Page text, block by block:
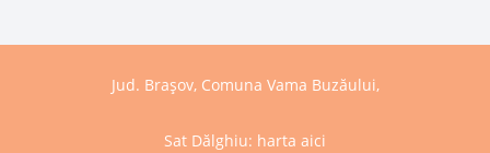
Jud. Brașov, Comuna Vama Buzăului,
Sat Dălghiu: harta aici